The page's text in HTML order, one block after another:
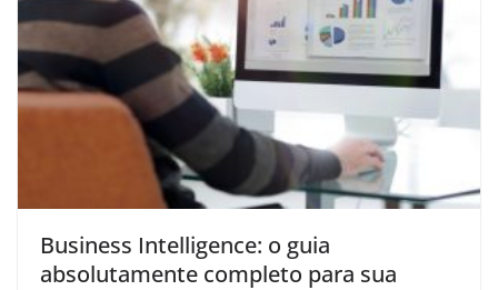
Business Intelligence: o guia
absolutamente completo para sua